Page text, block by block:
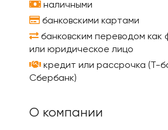
наличными
банковскими картами
банковским переводом как
или юридическое лицо
кредит или рассрочка (Т-
Сбербанк)
О компании